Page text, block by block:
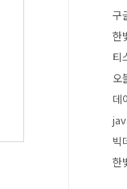
구
한
티
오
데
빅
한